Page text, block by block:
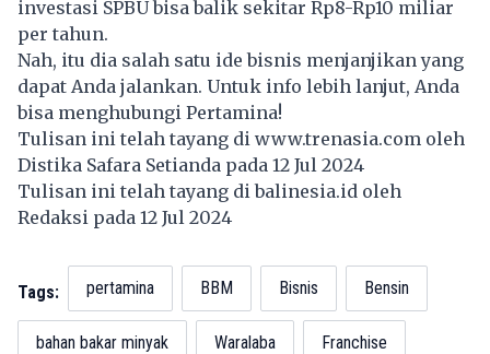
investasi SPBU bisa balik sekitar Rp8-Rp10 miliar
per tahun.
Nah, itu dia salah satu ide bisnis menjanjikan yang
dapat Anda jalankan. Untuk info lebih lanjut, Anda
bisa menghubungi Pertamina!
Tulisan ini telah tayang di www.trenasia.com oleh
Distika Safara Setianda pada 12 Jul 2024
Tulisan ini telah tayang dibalinesia.id oleh
Redaksi pada 12 Jul 2024
Tags: pertamina BBM Bisnis Bensin
bahan bakar minyak Waralaba Franchise